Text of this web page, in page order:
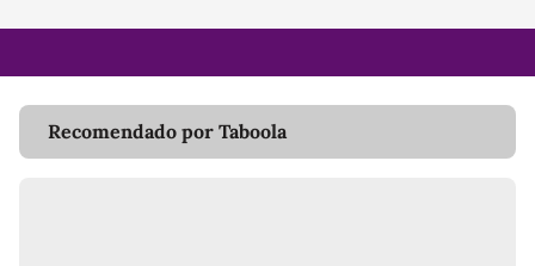
Recomendado por Taboola